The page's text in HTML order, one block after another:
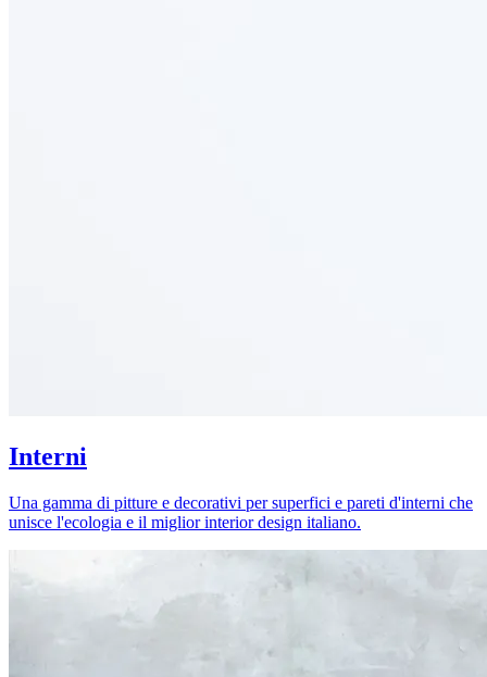
Interni
Una gamma di pitture e decorativi per superfici e pareti d'interni che
unisce l'ecologia e il miglior interior design italiano.